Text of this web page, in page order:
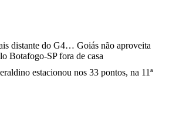
distante do G4… Goiás não aproveita
Botafogo-SP fora de casa
estacionou nos 33 pontos, na 11ª